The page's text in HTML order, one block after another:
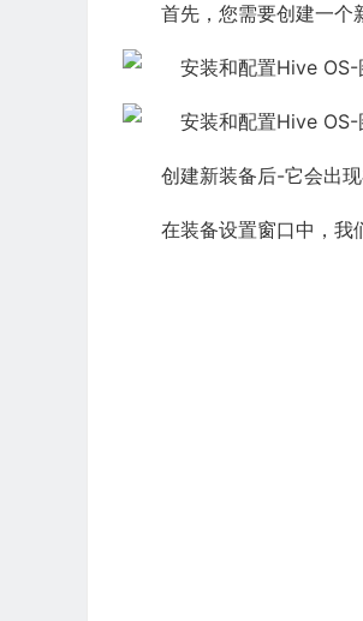
首先，您需要创建一个
创建新装备后-它会出
在装备设置窗口中，我